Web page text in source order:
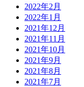
2022年2月
2022年1月
2021年12月
2021年11月
2021年10月
2021年9月
2021年8月
2021年7月